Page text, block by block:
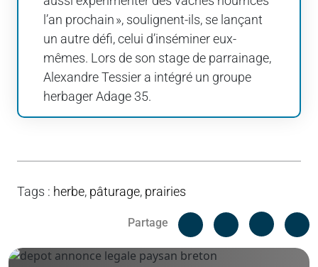
l’an prochain », soulignent-ils, se lançant
un autre défi, celui d’inséminer eux-
mêmes. Lors de son stage de parrainage,
Alexandre Tessier a intégré un groupe
herbager Adage 35.
Tags : herbe, pâturage, prairies
Partage
Facebook
Linked